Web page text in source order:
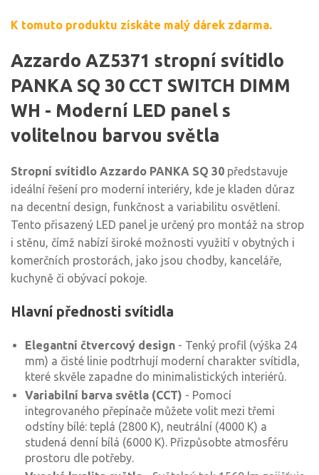
K tomuto produktu získáte malý dárek zdarma.
Azzardo AZ5371 stropní svítidlo
PANKA SQ 30 CCT SWITCH DIMM
WH - Moderní LED panel s
volitelnou barvou světla
Stropní svítidlo Azzardo PANKA SQ 30 představuje
ideální řešení pro moderní interiéry, kde je kladen důraz
na decentní design, funkčnost a variabilitu osvětlení.
Tento přisazený LED panel je určený pro montáž na strop
i stěnu, čímž nabízí široké možnosti využití v obytných i
komerčních prostorách, jako jsou chodby, kanceláře,
kuchyně či obývací pokoje.
Hlavní přednosti svítidla
Elegantní čtvercový design - Tenký profil (výška 24
mm) a čisté linie podtrhují moderní charakter svítidla,
které skvěle zapadne do minimalistických interiérů.
Variabilní barva světla (CCT) - Pomocí
integrovaného přepínače můžete volit mezi třemi
odstíny bílé: teplá (2800 K), neutrální (4000 K) a
studená denní bílá (6000 K). Přizpůsobte atmosféru
prostoru dle potřeby.